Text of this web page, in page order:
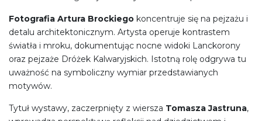
Fotografia Artura Brockiego koncentruje się na pejzażu i
detalu architektonicznym. Artysta operuje kontrastem
światła i mroku, dokumentując nocne widoki Lanckorony
oraz pejzaże Dróżek Kalwaryjskich. Istotną rolę odgrywa tu
uważność na symboliczny wymiar przedstawianych
motywów.
Tytuł wystawy, zaczerpnięty z wiersza Tomasza Jastruna,